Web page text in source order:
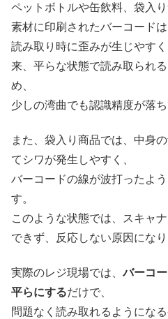
ペットボトルや缶飲料、袋入
素材に印刷されたバーコードは
読み取り時に歪みが生じやす
来、平らな状態で読み取られ
め、
少しの湾曲でも認識精度が落ち
また、袋入り商品では、中身
てシワが発生しやすく、
バーコードの線が波打ったよ
す。
このような状態では、スキャ
できず、反応しない原因になり
実際のレジ現場では、バーコ
平らにするだけで、
問題なく読み取れるようにな